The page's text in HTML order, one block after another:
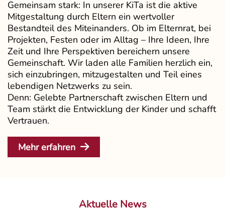
Gemeinsam stark: In unserer KiTa ist die aktive
Mitgestaltung durch Eltern ein wertvoller
Bestandteil des Miteinanders. Ob im Elternrat, bei
Projekten, Festen oder im Alltag – Ihre Ideen, Ihre
Zeit und Ihre Perspektiven bereichern unsere
Gemeinschaft. Wir laden alle Familien herzlich ein,
sich einzubringen, mitzugestalten und Teil eines
lebendigen Netzwerks zu sein.
Denn: Gelebte Partnerschaft zwischen Eltern und
Team stärkt die Entwicklung der Kinder und schafft
Vertrauen.
Mehr erfahren
Aktuelle News